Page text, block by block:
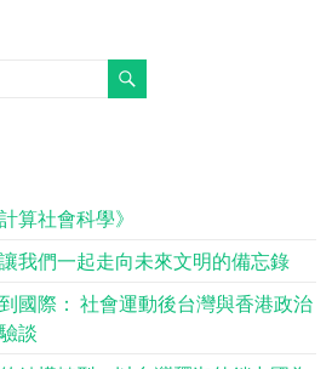
算社會科學》
我們一起走向未來文明的備忘錄
國際： 社會運動後台灣與香港政治
談